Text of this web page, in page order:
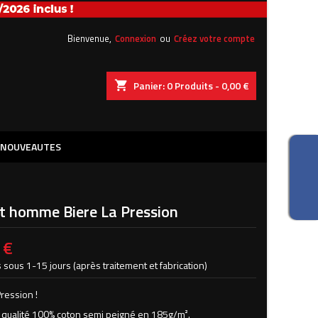
Bienvenue, Connexion ou Créez votre compte
shopping_cart Panier:0Produits - 0,00 €
NOUVEAUTES
homme Biere La Pression
sous 1-15 jours (après traitement et fabrication)
!
100% coton semi peigné en 185g/m².